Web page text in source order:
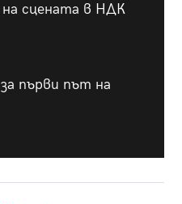
на сцената в НДК
първи път на